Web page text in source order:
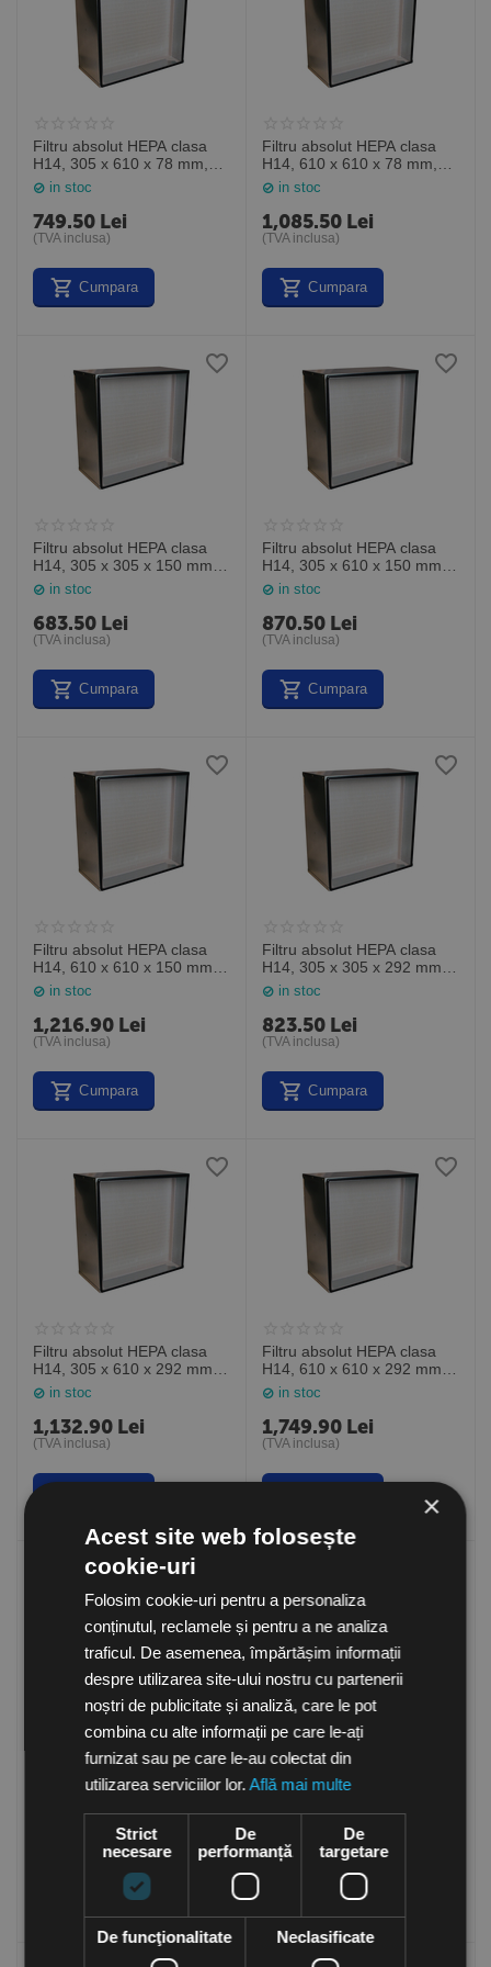
Filtru absolut HEPA clasa
H14, 305 x 610 x 78 mm,
MP141224M3, General
Filter Italia
in stoc
749.50 Lei
(TVA inclusa)
Cumpara
Filtru absolut HEPA clasa
H14, 610 x 610 x 78 mm,
MP142424M3, General
Filter Italia
in stoc
1,085.50 Lei
(TVA inclusa)
Cumpara
Filtru absolut HEPA clasa
H14, 305 x 305 x 150 mm,
MP141212M6, General
Filter Italia
in stoc
683.50 Lei
(TVA inclusa)
Cumpara
Filtru absolut HEPA clasa
H14, 305 x 610 x 150 mm,
MP141224M6, General
Filter Italia
in stoc
870.50 Lei
(TVA inclusa)
Cumpara
Filtru absolut HEPA clasa
H14, 610 x 610 x 150 mm,
MP142424M6, General
Filter Italia
in stoc
1,216.90 Lei
(TVA inclusa)
Cumpara
Filtru absolut HEPA clasa
H14, 305 x 305 x 292 mm,
MP141212M2, General
Filter Italia
in stoc
823.50 Lei
(TVA inclusa)
Cumpara
Filtru absolut HEPA clasa
H14, 305 x 610 x 292 mm,
MP141224M2, General
Filter Italia
in stoc
1,132.90 Lei
(TVA inclusa)
Filtru absolut HEPA clasa
H14, 610 x 610 x 292 mm,
MP142424M2, General
Filter Italia
in stoc
1,749.90 Lei
(TVA inclusa)
Filtru absolut HEPA clasa
H13, 305 x 305 x 78 mm,
MP13121203, General
in stoc
Lei
(TVA inclusa)
Cumpara
Filtru absolut HEPA clasa
MP13122403, General
in stoc
Lei
(TVA inclusa)
Cumpara
×
Acest site web folosește
cookie-uri
Folosim cookie-uri pentru a personaliza
conținutul, reclamele și pentru a ne analiza
traficul. De asemenea, împărtășim informații
despre utilizarea site-ului nostru cu partenerii
noștri de publicitate și analiză, care le pot
combina cu alte informații pe care le-ați
furnizat sau pe care le-au colectat din
utilizarea serviciilor lor.Află mai multe
Strict
necesare
De
performanță
De
targetare
De funcţionalitate Neclasificate